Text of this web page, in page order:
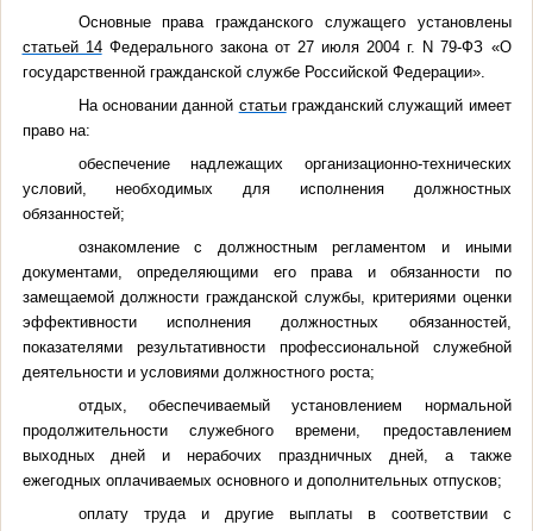
Основные права гражданского служащего установлены
статьей 14Федерального закона от 27 июля 2004 г. N 79-ФЗ «О
государственной гражданской службе Российской Федерации».
На основании данной статьи гражданский служащий имеет
право на:
обеспечение надлежащих организационно-технических
условий, необходимых для исполнения должностных
обязанностей;
ознакомление с должностным регламентом и иными
документами, определяющими его права и обязанности по
замещаемой должности гражданской службы, критериями оценки
эффективности исполнения должностных обязанностей,
показателями результативности профессиональной служебной
деятельности и условиями должностного роста;
отдых, обеспечиваемый установлением нормальной
продолжительности служебного времени, предоставлением
выходных дней и нерабочих праздничных дней, а также
ежегодных оплачиваемых основного и дополнительных отпусков;
оплату труда и другие выплаты в соответствии с